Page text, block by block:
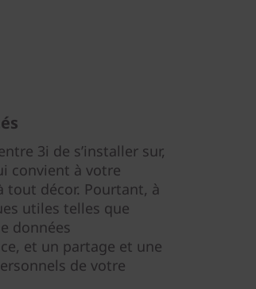
3i de s’installer sur,
convient à votre
tout décor. Pourtant, à
utiles telles que
données
et un partage et une
de votre